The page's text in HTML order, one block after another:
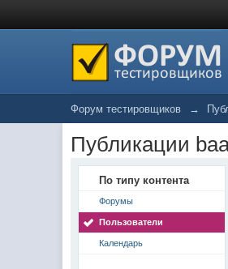
Форум тестировщиков →
Публикации
По типу контента
Форумы
Пользователи
Календарь